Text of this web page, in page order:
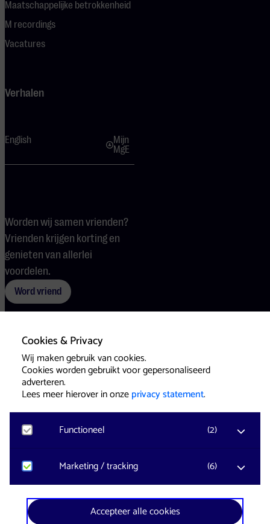
Cookies & Privacy
Wij maken gebruik van cookies.
Cookies worden gebruikt voor gepersonaliseerd
adverteren.
Lees meer hierover in onzeprivacy statement.
Functioneel (2)
Noodzakelijk
Voor het functioneren van de website en het
onthouden van voorkeuren worden functionele
cookies geplaatst. Hierbij worden geen
persoonsgegevens verzameld.
Marketing / tracking (6)
YouTube
Registreert klikgedrag, bekeken video’s en aangepaste
Accepteer alle cookies
Maatschappelijke betrokkenheid
M recordings
Vacatures
Verhalen
English
Mijn
MgE
Worden wij samen vrienden?
Vrienden krijgen korting en
genieten van allerlei
voordelen.
Word vriend
Voorwaarden CookiesPers
Website & Identity byEagerly